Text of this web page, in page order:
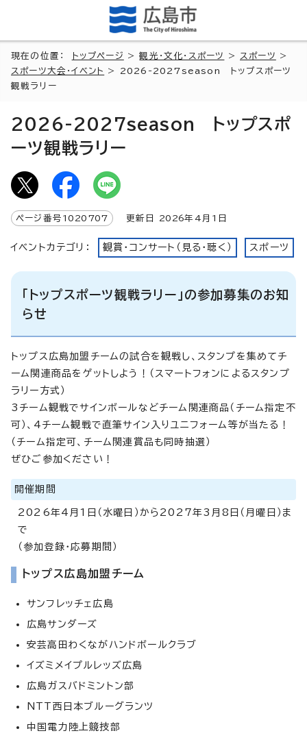
現在の位置： トップページ >観光・文化・スポーツ > スポーツ
>
スポーツ大会・イベント
> 2026-2027season トップスポーツ
観戦ラリー
2026-2027season トップスポ
ーツ観戦ラリー
ページ番号 1020707 更新日 2026年4月1日
イベントカテゴリ： 観賞・コンサート（見る・聴く） スポーツ
「トップスポーツ観戦ラリー」の参加募集のお知
らせ
トップス広島加盟チームの試合を観戦し、スタンプを集めてチ
ーム関連商品をゲットしよう！（スマートフォンによるスタンプ
ラリー方式）
3チーム観戦でサインボールなどチーム関連商品（チーム指定不
可）、4チーム観戦で直筆サイン入りユニフォーム等が当たる！
（チーム指定可、チーム関連賞品も同時抽選）
ぜひご参加ください！
開催期間
2026年4月1日（水曜日）から2027年3月8日（月曜日）ま
で
（参加登録・応募期間）
トップス広島加盟チーム
サンフレッチェ広島
広島サンダーズ
安芸高田わくながハンドボールクラブ
イズミメイプルレッズ広島
広島ガスバドミントン部
NTT西日本ブルーグランツ
中国電力陸上競技部